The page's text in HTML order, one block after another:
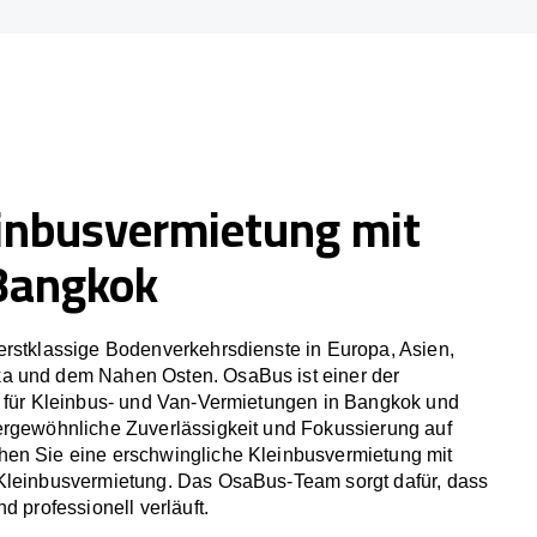
mit
Bodenverkehrsdienste in Europa, Asien,
und dem Nahen Osten. OsaBus ist einer der
Kleinbus- und Van-Vermietungen in Bangkok und
Zuverlässigkeit und Fokussierung auf
Sie eine erschwingliche Kleinbusvermietung mit
Das OsaBus-Team sorgt dafür, dass
professionell verläuft.